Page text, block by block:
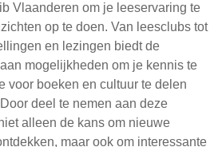
Vlaanderen om je leeservaring te
op te doen. Van leesclubs tot
en lezingen biedt de
mogelijkheden om je kennis te
voor boeken en cultuur te delen
deel te nemen aan deze
alleen de kans om nieuwe
maar ook om interessante